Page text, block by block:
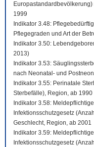
1999
Indikator 3.48:
Pflegegraden und Art der
Indikator 3.50:
2013)
Indikator 3.53:
nach Neonatal- und
Indikator 3.55: Perinatale
Sterbefälle), Region, ab 1990
Indikator 3.58:
Infektionsschutzgesetz
Geschlecht, Region, ab 2001
Indikator 3.59:
Infektionsschutzgesetz